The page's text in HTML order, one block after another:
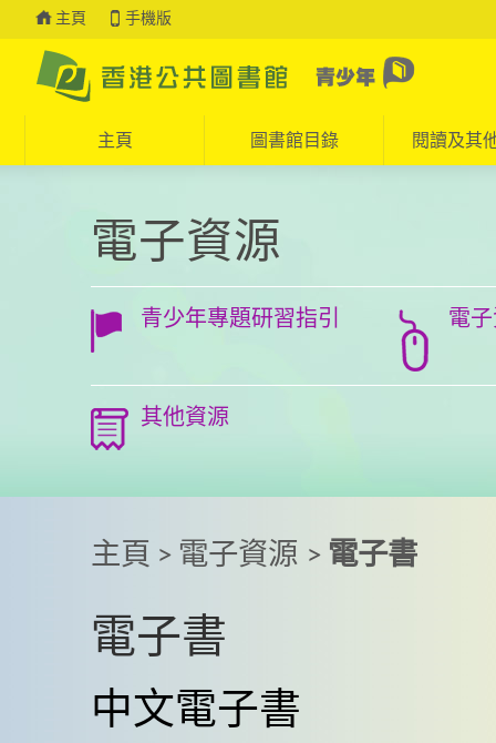
主頁 手機版
主頁 圖書館目錄 閱讀及其
電子資源
青少年專題研習指引 電
其他資源
主頁 > 電子資源 > 電子書
電子書
中文電子書